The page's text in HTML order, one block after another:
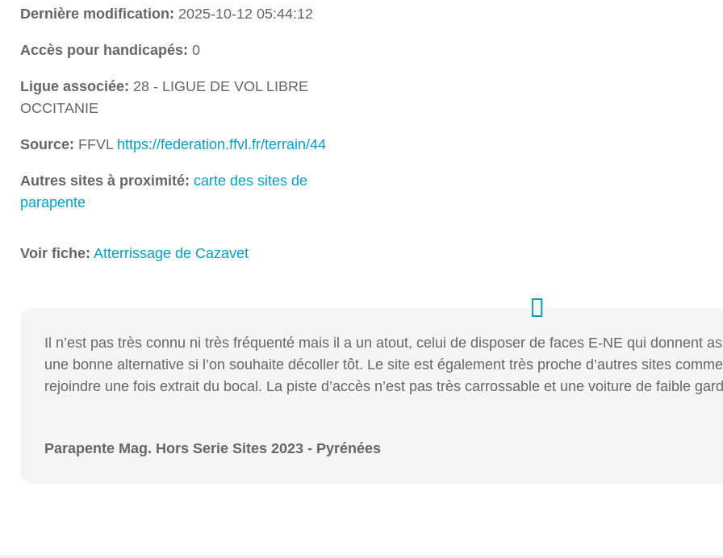
Dernière modification: 2025-10-12 05:44:12
Accès pour handicapés: 0
Ligue associée: 28 - LIGUE DE VOL LIBRE
OCCITANIE
Source: FFVL https://federation.ffvl.fr/terrain/44
Autres sites à proximité: carte des sites de
parapente
Voir fiche: Atterrissage de Cazavet
Il n’est pas très connu ni très fréquenté mais il a un atout, celui de disposer de faces E-NE qui donnent
une bonne alternative si l’on souhaite décoller tôt. Le site est également très proche d’autres sites comme
rejoindre une fois extrait du bocal. La piste d’accès n’est pas très carrossable et une voiture de faible
Parapente Mag. Hors Serie Sites 2023 - Pyrénées